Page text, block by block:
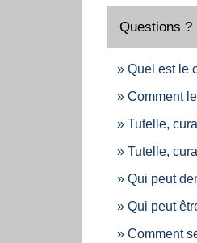
Questions ?
Quel est le
Comment
Tutelle,
Tutelle,
Qui peut
Qui peut
Comment